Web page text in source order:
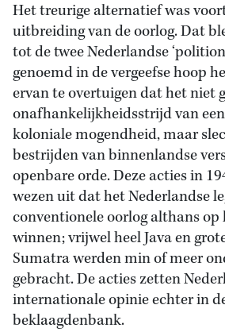
Het treurige alternatief was
uitbreiding van de oorlog. Dat
tot de twee Nederlandse
genoemd in de vergeefse hoop
ervan te overtuigen dat het niet
onafhankelijkheidsstrijd van
koloniale mogendheid, maar
bestrijden van binnenlandse
openbare orde. Deze acties in
wezen uit dat het Nederlandse
conventionele oorlog althans
winnen; vrijwel heel Java en
Sumatra werden min of meer
gebracht. De acties zetten
internationale opinie echter in
beklaagdenbank.